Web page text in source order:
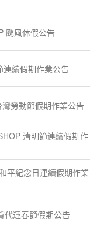
颱風休假公告
續假期作業公告
勞動節假期作業公告
清明節連續假期作
平紀念日連續假期作業
代運春節假期公告